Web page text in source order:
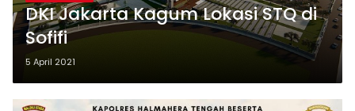
DKI Jakarta Kagum Lokasi STQ di
Sofifi
5 April 2021